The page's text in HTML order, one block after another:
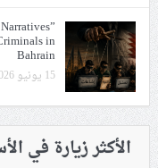
in
Bahrain
15 يونيو 2026
الأكثر زيارة في